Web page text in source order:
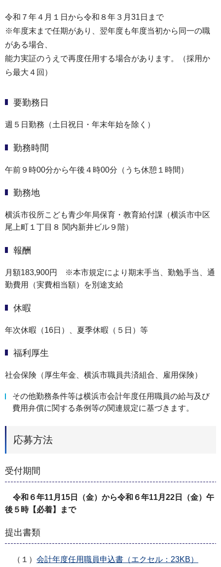
令和７年４月１日から令和８年３月31日まで
※年度末まで任期があり、翌年度も年度当初から同一の職
がある場合、
能力実証のうえで再度任用する場合があります。（採用か
ら最大４回）
要勤務日
週５日勤務（土日祝日・年末年始を除く）
勤務時間
午前９時00分から午後４時00分（うち休憩１時間）
勤務地
横浜市役所こども青少年局保育・教育給付課（横浜市中区
尾上町１丁目８ 関内新井ビル９階）
報酬
月額183,900円 ※本市規定により期末手当、勤勉手当、通
勤費用（実費相当額）を別途支給
休暇
年次休暇（16日）、夏季休暇（５日）等
福利厚生
社会保険（厚生年金、横浜市職員共済組合、雇用保険）
その他勤務条件等は横浜市会計年度任用職員の給与及び
費用弁償に関する条例等の関連規定に基づきます。
応募方法
受付期間
令和６年11月15日（金）から令和６年11月22日（金）午
後５時【必着】まで
提出書類
（１） 会計年度任用職員申込書（エクセル：23KB）